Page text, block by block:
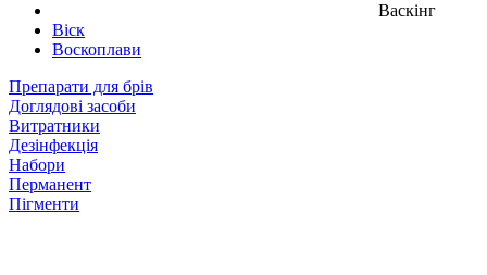
Васкінг
Віск
Воскоплави
Препарати для брів
Доглядові засоби
Витратники
Дезінфекція
Набори
Перманент
Пігменти